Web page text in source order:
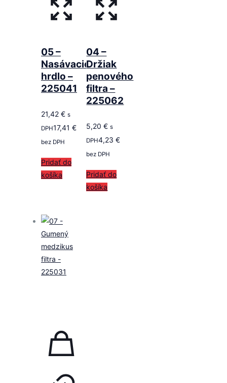
05 –
Nasávacie
hrdlo –
225041
21,42 € s
DPH17,41 €
bez DPH
Pridať do
košíka
04 –
Držiak
penového
filtra –
225062
5,20€ s
DPH4,23€
bez DPH
Pridať do
košíka